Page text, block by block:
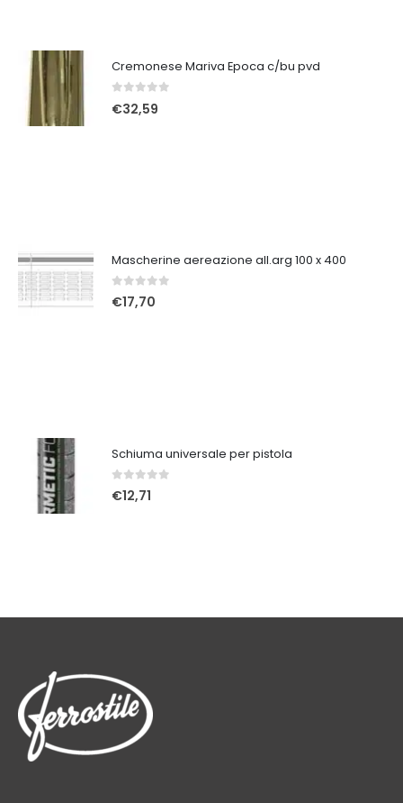
Cremonese Mariva Epoca c/bu pvd
Su 5
€32,59
Mascherine aereazione all.arg 100 x 400
0Su 5
€17,70
Schiuma universale per pistola
0Su 5
€12,71